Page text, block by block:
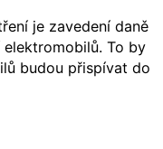
je zavedení daně
To by
budou přispívat do